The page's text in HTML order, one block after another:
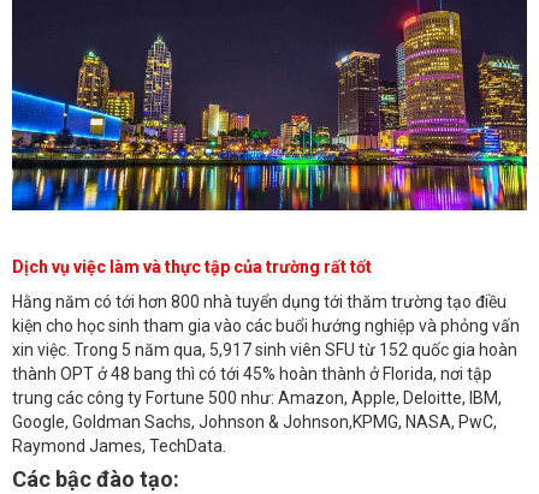
Dịch vụ việc làm và thực tập của trường rất tốt
Hằng năm có tới hơn 800 nhà tuyển dụng tới thăm trường tạo điều
kiện cho học sinh tham gia vào các buổi hướng nghiệp và phỏng vấn
xin việc. Trong 5 năm qua, 5,917 sinh viên SFU từ 152 quốc gia hoàn
thành OPT ở 48 bang thì có tới 45% hoàn thành ở Florida, nơi tập
trung các công ty Fortune 500 như: Amazon, Apple, Deloitte, IBM,
Google, Goldman Sachs, Johnson & Johnson,KPMG, NASA, PwC,
Raymond James, TechData.
Các bậc đào tạo: